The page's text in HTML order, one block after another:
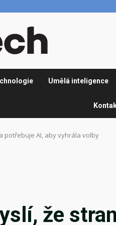
Umělá inteligence
potřebuje AI, aby vyhrála volby
že